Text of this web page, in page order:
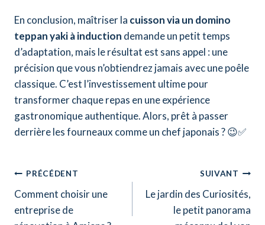
En conclusion, maîtriser la cuisson via un domino
teppan yaki à induction demande un petit temps
d’adaptation, mais le résultat est sans appel : une
précision que vous n’obtiendrez jamais avec une poêle
classique. C’est l’investissement ultime pour
transformer chaque repas en une expérience
gastronomique authentique. Alors, prêt à passer
derrière les fourneaux comme un chef japonais ? 😉✅
Navigation
de
l’article
PRÉCÉDENT
Comment choisir une
entreprise de
SUIVANT
Le jardin des Curiosités,
le petit panorama